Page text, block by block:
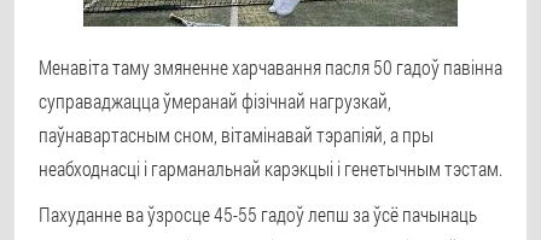
Менавіта таму змяненне харчавання пасля 50 гадоў павінна
суправаджацца ўмеранай фізічнай нагрузкай,
паўнавартасным сном, вітамінавай тэрапіяй, а пры
неабходнасці і гарманальнай карэкцыі і генетычным тэстам.
Пахуданне ва ўзросце 45-55 гадоў лепш за ўсё пачынаць